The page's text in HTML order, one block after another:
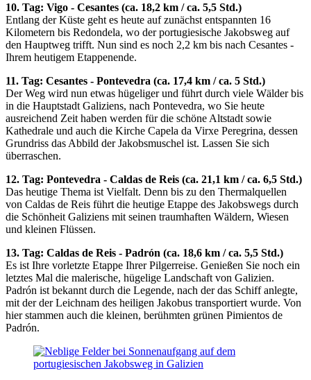
10. Tag: Vigo - Cesantes (ca. 18,2 km / ca. 5,5 Std.)
Entlang der Küste geht es heute auf zunächst entspannten 16
Kilometern bis Redondela, wo der portugiesische Jakobsweg auf
den Hauptweg trifft. Nun sind es noch 2,2 km bis nach Cesantes -
Ihrem heutigem Etappenende.
11. Tag: Cesantes - Pontevedra (ca. 17,4 km / ca. 5 Std.)
Der Weg wird nun etwas hügeliger und führt durch viele Wälder bis
in die Hauptstadt Galiziens, nach Pontevedra, wo Sie heute
ausreichend Zeit haben werden für die schöne Altstadt sowie
Kathedrale und auch die Kirche Capela da Virxe Peregrina, dessen
Grundriss das Abbild der Jakobsmuschel ist. Lassen Sie sich
überraschen.
12. Tag: Pontevedra - Caldas de Reis (ca. 21,1 km / ca. 6,5 Std.)
Das heutige Thema ist Vielfalt. Denn bis zu den Thermalquellen
von Caldas de Reis führt die heutige Etappe des Jakobswegs durch
die Schönheit Galiziens mit seinen traumhaften Wäldern, Wiesen
und kleinen Flüssen.
13. Tag: Caldas de Reis - Padrón (ca. 18,6 km / ca. 5,5 Std.)
Es ist Ihre vorletzte Etappe Ihrer Pilgerreise. Genießen Sie noch ein
letztes Mal die malerische, hügelige Landschaft von Galizien.
Padrón ist bekannt durch die Legende, nach der das Schiff anlegte,
mit der der Leichnam des heiligen Jakobus transportiert wurde. Von
hier stammen auch die kleinen, berühmten grünen Pimientos de
Padrón.